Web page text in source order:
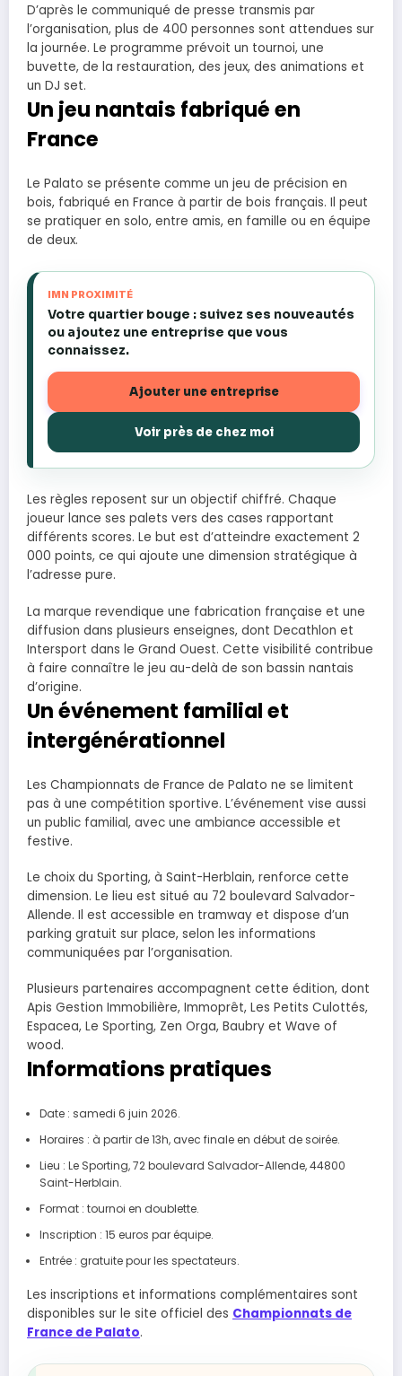
D’après le communiqué de presse transmis par
l’organisation, plus de 400 personnes sont attendues sur
la journée. Le programme prévoit un tournoi, une
buvette, de la restauration, des jeux, des animations et
un DJ set.
Un jeu nantais fabriqué en
France
Le Palato se présente comme un jeu de précision en
bois, fabriqué en France à partir de bois français. Il peut
se pratiquer en solo, entre amis, en famille ou en équipe
de deux.
IMN PROXIMITÉ
Votre quartier bouge : suivez ses nouveautés
ou ajoutez une entreprise que vous
connaissez.
Ajouter une entreprise
Voir près de chez moi
Les règles reposent sur un objectif chiffré. Chaque
joueur lance ses palets vers des cases rapportant
différents scores. Le but est d’atteindre exactement 2
000 points, ce qui ajoute une dimension stratégique à
l’adresse pure.
La marque revendique une fabrication française et une
diffusion dans plusieurs enseignes, dont Decathlon et
Intersport dans le Grand Ouest. Cette visibilité contribue
à faire connaître le jeu au-delà de son bassin nantais
d’origine.
Un événement familial et
intergénérationnel
Les Championnats de France de Palato ne se limitent
pas à une compétition sportive. L’événement vise aussi
un public familial, avec une ambiance accessible et
festive.
Le choix du Sporting, à Saint-Herblain, renforce cette
dimension. Le lieu est situé au 72 boulevard Salvador-
Allende. Il est accessible en tramway et dispose d’un
parking gratuit sur place, selon les informations
communiquées par l’organisation.
Plusieurs partenaires accompagnent cette édition, dont
Apis Gestion Immobilière, Immoprêt, Les Petits Culottés,
Espacea, Le Sporting, Zen Orga, Baubry et Wave of
wood.
Informations pratiques
Date : samedi 6 juin 2026.
Horaires : à partir de 13h, avec finale en début de soirée.
Lieu : Le Sporting, 72 boulevard Salvador-Allende, 44800
Saint-Herblain.
Format : tournoi en doublette.
Inscription : 15 euros par équipe.
Entrée : gratuite pour les spectateurs.
Les inscriptions et informations complémentaires sont
disponibles sur le site officiel des Championnats de
France de Palato.